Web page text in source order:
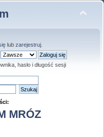
lub zarejestruj.
hasło i długość sesji
MRÓZ